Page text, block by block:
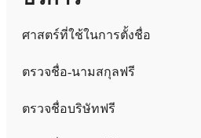
ศาสตร์ที่ใช้ในการตั้งชื่อ
ตรวจชื่อ-นามสกุลฟรี
ตรวจชื่อบริษัทฟรี